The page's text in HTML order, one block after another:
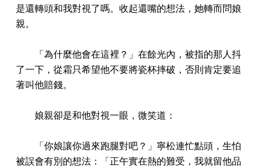
是還轉頭和我對視了嗎。收起還嘴的想法，她轉而問娘
親。
「為什麼他會在這裡？」在餘光內，被指的那人抖
了一下，從霜只希望他不要將瓷杯摔破，否則肯定要追
著叫他賠錢。
娘親卻是和他對視一眼，微笑道：
「你娘讓你過來跑腿對吧？」寧松連忙點頭，生怕
被誤會有別的想法：「正午實在熱的難受，我就留他品